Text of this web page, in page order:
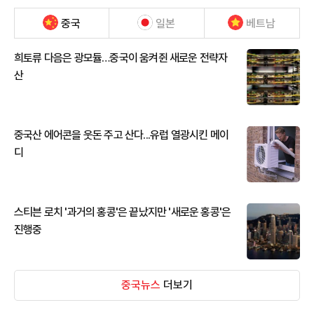
중국 일본 베트남
희토류 다음은 광모듈…중국이 움켜쥔 새로운 전략자
산
중국산 에어콘을 웃돈 주고 산다...유럽 열광시킨 메이
디
스티븐 로치 '과거의 홍콩'은 끝났지만 '새로운 홍콩'은
진행중
중국뉴스 더보기